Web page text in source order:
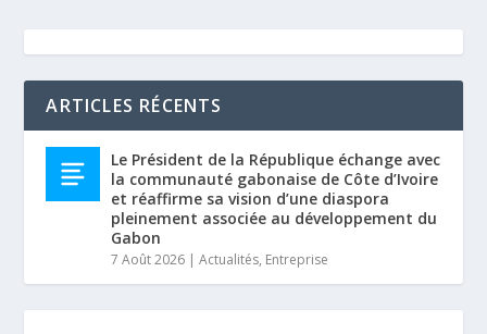
ARTICLES RÉCENTS
Le Président de la République échange avec
la communauté gabonaise de Côte d’Ivoire
et réaffirme sa vision d’une diaspora
pleinement associée au développement du
Gabon
7 Août 2026 |Actualités, Entreprise